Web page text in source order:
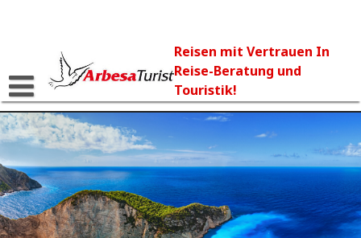
Reisen mit Vertrauen In
Reise-Beratung und
Touristik!